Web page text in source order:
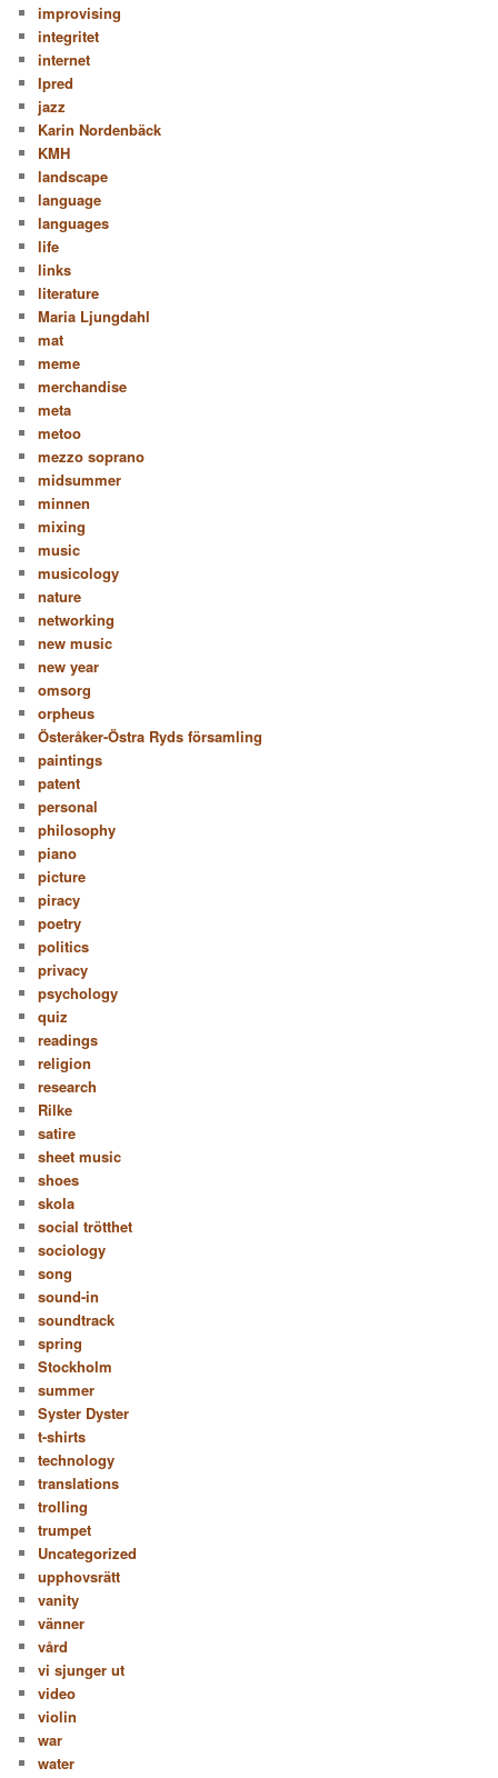
improvising
integritet
internet
Ipred
jazz
Karin Nordenbäck
KMH
landscape
language
languages
life
links
literature
Maria Ljungdahl
mat
meme
merchandise
meta
metoo
mezzo soprano
midsummer
minnen
mixing
music
musicology
nature
networking
new music
new year
omsorg
orpheus
Österåker-Östra Ryds församling
paintings
patent
personal
philosophy
piano
picture
piracy
poetry
politics
privacy
psychology
quiz
readings
religion
research
Rilke
satire
sheet music
shoes
skola
social trötthet
sociology
song
sound-in
soundtrack
spring
Stockholm
summer
Syster Dyster
t-shirts
technology
translations
trolling
trumpet
Uncategorized
upphovsrätt
vanity
vänner
vård
vi sjunger ut
video
violin
war
water